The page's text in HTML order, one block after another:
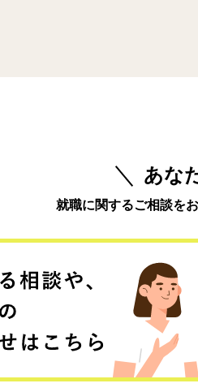
あな
就職に関するご相談を